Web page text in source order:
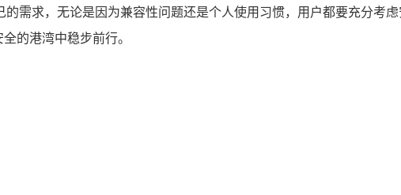
需求，无论是因为兼容性问题还是个人使用习惯，用户都要充分考
的港湾中稳步前行。